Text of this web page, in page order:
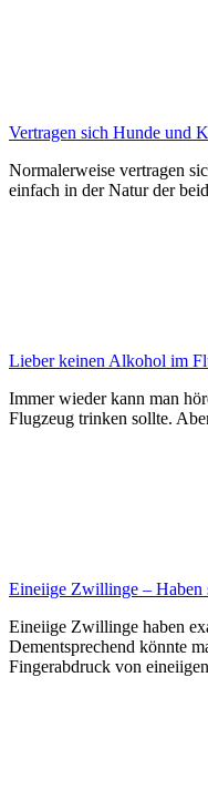
Vertragen sich Hunde und
Normalerweise vertragen
einfach in der Natur der
Lieber keinen Alkohol im
Immer wieder kann man
Flugzeug trinken sollte.
Eineiige Zwillinge – Haben
Eineiige Zwillinge haben
Dementsprechend könnte
Fingerabdruck von